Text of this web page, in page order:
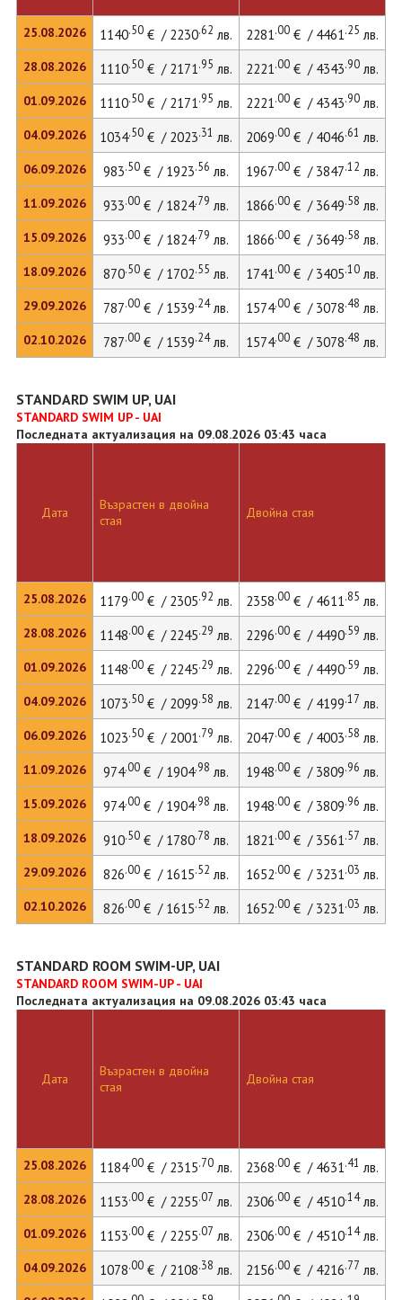
25.08.2026
28.08.2026
01.09.2026
04.09.2026
06.09.2026
11.09.2026
15.09.2026
18.09.2026
29.09.2026
02.10.2026
1140.50€ / 2230.62 лв. 2281.00€ / 4461.25 лв.
1110.50€ / 2171.95 лв. 2221.00€ / 4343.90лв.
1110.50€ / 2171.95 лв. 2221.00€ / 4343.90лв.
1034.50€ / 2023.31 лв. 2069.00€ / 4046.61 лв.
983.50€ / 1923.56 лв. 1967.00€ / 3847.12 лв.
933.00€ / 1824.79 лв. 1866.00€ / 3649.58 лв.
933.00€ / 1824.79 лв. 1866.00€ / 3649.58 лв.
870.50€ / 1702.55 лв. 1741.00€ / 3405.10лв.
787.00€ / 1539.24лв. 1574.00€ / 3078.48 лв.
787.00€ / 1539.24лв. 1574.00€ / 3078.48 лв.
STANDARD SWIM UP, UAI
STANDARD SWIM UP - UAI
Последната актуализация на 09.08.2026 03:43 часа
Дата
25.08.2026
28.08.2026
01.09.2026
04.09.2026
06.09.2026
11.09.2026
15.09.2026
18.09.2026
29.09.2026
02.10.2026
Възрастен в двойна
стая
Двойна стая
1179.00€ / 2305.92 лв. 2358.00€ / 4611.85 лв.
1148.00€ / 2245.29 лв. 2296.00€ / 4490.59 лв.
1148.00€ / 2245.29 лв. 2296.00€ / 4490.59 лв.
1073.50€ / 2099.58 лв. 2147.00€ / 4199.17 лв.
1023.50€ / 2001.79 лв. 2047.00€ / 4003.58 лв.
974.00€ / 1904.98 лв. 1948.00€ / 3809.96 лв.
974.00€ / 1904.98 лв. 1948.00€ / 3809.96 лв.
910.50€ / 1780.78 лв. 1821.00€ / 3561.57 лв.
826.00€ / 1615.52 лв. 1652.00€ / 3231.03 лв.
826.00€ / 1615.52 лв. 1652.00€ / 3231.03 лв.
STANDARD ROOM SWIM-UP, UAI
STANDARD ROOM SWIM-UP - UAI
Последната актуализация на 09.08.2026 03:43 часа
Дата
25.08.2026
28.08.2026
01.09.2026
04.09.2026
Възрастен в двойна
стая
Двойна стая
1184.00€ / 2315.70лв. 2368.00€ / 4631.41 лв.
1153.00€ / 2255.07 лв. 2306.00€ / 4510.14лв.
1153.00€ / 2255.07 лв. 2306.00€ / 4510.14лв.
1078.00€ / 2108.38 лв. 2156.00€ / 4216.77 лв.